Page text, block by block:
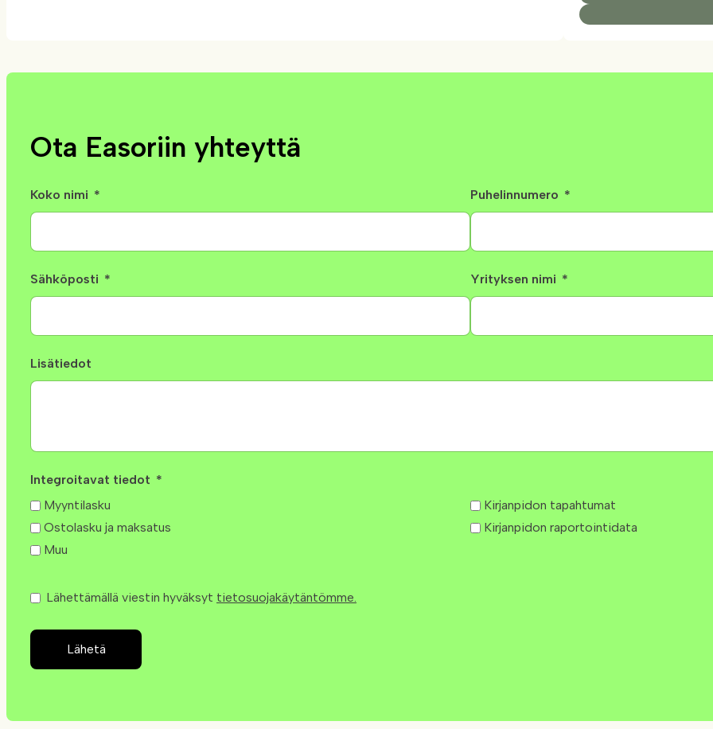
Ota Easoriin yhteyttä
Koko nimi Puhelinnumero
Sähköposti Yrityksen nimi
Lisätiedot
Integroitavat tiedot
Myyntilasku
Kirjanpidon tapahtumat
Ostolasku ja maksatus
Kirjanpidon raportointidata
Muu
Lähettämällä viestin hyväksyt tietosuojakäytäntömme.
Lähetä